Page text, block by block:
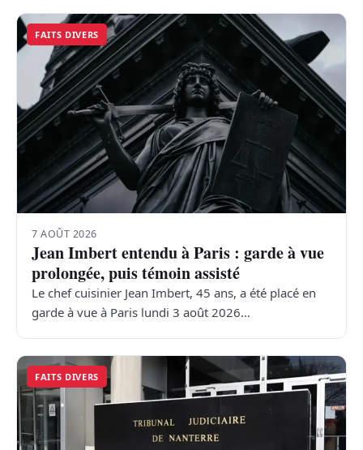
FAITS DIVERS
7 AOÛT 2026
Jean Imbert entendu à Paris : garde à vue
prolongée, puis témoin assisté
Le chef cuisinier Jean Imbert, 45 ans, a été placé en
garde à vue à Paris lundi 3 août 2026…
FAITS DIVERS